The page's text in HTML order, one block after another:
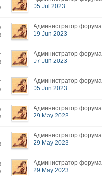
05 Jul 2023
Администратор форума
19 Jun 2023
Администратор форума
07 Jun 2023
Администратор форума
05 Jun 2023
Администратор форума
29 May 2023
Администратор форума
29 May 2023
Администратор форума
29 May 2023